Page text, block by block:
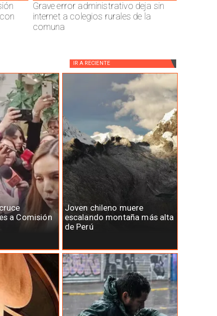
Grave error administrativo deja sin
internet a colegios rurales de la
comuna
a Comisión
Joven chileno muere
escalando montaña más alta
de Perú
IR A RECIENTE